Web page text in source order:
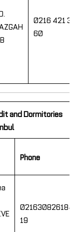
0216 421 33
60
and Dormitories
Phone
02163082618-
19